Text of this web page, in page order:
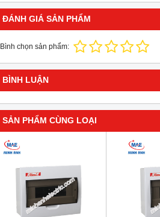
ĐÁNH GIÁ SẢN PHẨM
Bình chọn sản phẩm:
BÌNH LUẬN
SẢN PHẨM CÙNG LOẠI